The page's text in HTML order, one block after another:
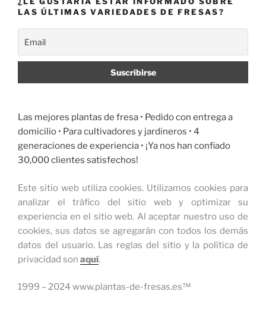
LAS ÚLTIMAS VARIEDADES DE FRESAS?
Las mejores plantas de fresa • Pedido con entrega a
domicilio • Para cultivadores y jardineros • 4
generaciones de experiencia • ¡Ya nos han confiado
30,000 clientes satisfechos!
Este sitio web utiliza cookies. Utilizamos cookies para
analizar el tráfico del sitio web y optimizar su
experiencia en el sitio web. Al aceptar nuestro uso de
cookies, sus datos se agregarán con todos los demás
datos del usuario. Las reglas del sitio y la política de
privacidad son aquí.
1999 – 2024 www.plantas-de-fresas.es™